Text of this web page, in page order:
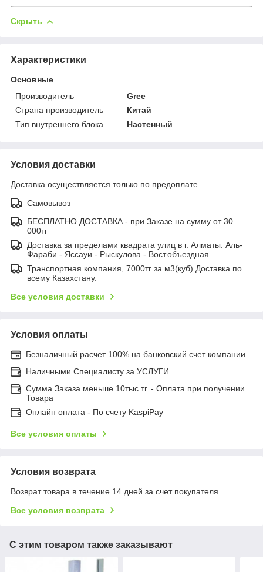
Скрыть
Характеристики
Основные
Производитель
Gree
Страна производитель
Китай
Тип внутреннего блока
Настенный
Условия доставки
Доставка осуществляется только по предоплате.
Самовывоз
БЕСПЛАТНО ДОСТАВКА - при Заказе на сумму от 30
000тг
Доставка за пределами квадрата улиц в г. Алматы: Аль-
Фараби - Яссауи - Рыскулова - Вост.объездная.
Транспортная компания, 7000тг за м3(куб) Доставка по
всему Казахстану.
Все условия доставки
Условия оплаты
Безналичный расчет 100% на банковский счет компании
Наличными Специалисту за УСЛУГИ
Сумма Заказа меньше 10тыс.тг. - Оплата при получении
Товара
Онлайн оплата - По счету KaspiPay
Все условия оплаты
Условия возврата
Возврат товара в течение 14 дней за счет покупателя
Все условия возврата
С этим товаром также заказывают